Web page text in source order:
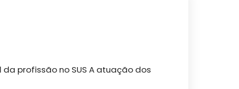
profissão no SUS A atuação dos